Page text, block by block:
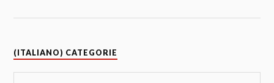
(ITALIANO) CATEGORIE